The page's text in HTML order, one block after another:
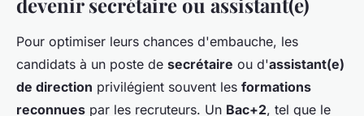
Pour optimiser leurs chances d'embauche, les
candidats à un poste de secrétaire ou d'assistant(e)
de direction privilégient souvent les formations
reconnues par les recruteurs. Un Bac+2, tel que le